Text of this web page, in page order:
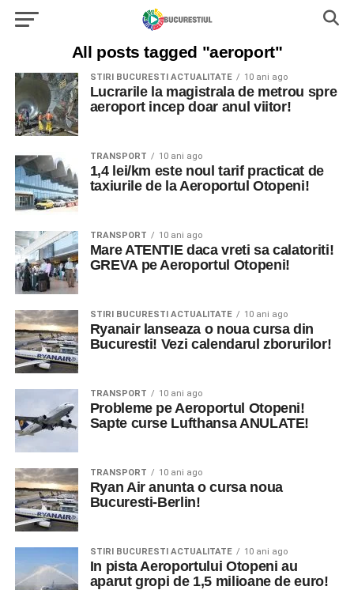
All posts tagged "aeroport"
STIRI BUCURESTI ACTUALITATE 10 ani ago
Lucrarile la magistrala de metrou spre
aeroport incep doar anul viitor!
TRANSPORT 10 ani ago
1,4 lei/km este noul tarif practicat de
taxiurile de la Aeroportul Otopeni!
TRANSPORT 10 ani ago
Mare ATENTIE daca vreti sa calatoriti!
GREVA pe Aeroportul Otopeni!
STIRI BUCURESTI ACTUALITATE 10 ani ago
Ryanair lanseaza o noua cursa din
Bucuresti! Vezi calendarul zborurilor!
TRANSPORT 10 ani ago
Probleme pe Aeroportul Otopeni!
Sapte curse Lufthansa ANULATE!
TRANSPORT 10 ani ago
Ryan Air anunta o cursa noua
Bucuresti-Berlin!
STIRI BUCURESTI ACTUALITATE 10 ani ago
In pista Aeroportului Otopeni au
aparut gropi de 1,5 milioane de euro!